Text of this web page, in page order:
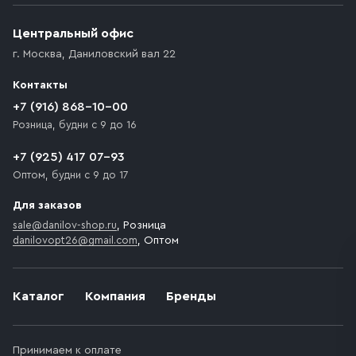
Каталог Компания Бренды
Принимаем к оплате
Центральный офис
г. Москва, Даниловский вал 22
Контакты
+7 (916) 868-10-00
Розница, будни с 9 до 16
+7 (925) 417 07-93
Оптом, будни с 9 до 17
Для заказов
sale@danilov-shop.ru, Розница
danilovopt26@gmail.com, Оптом